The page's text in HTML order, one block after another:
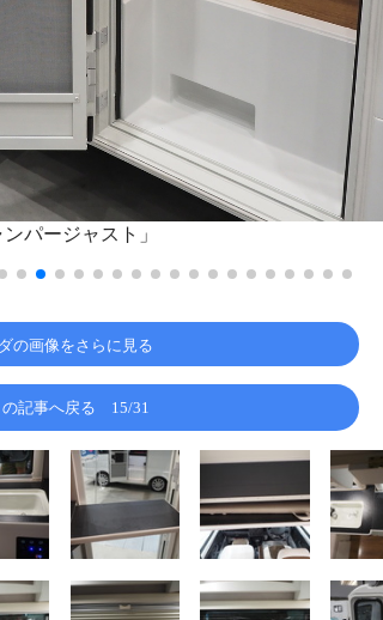
パージャスト」
の画像をさらに見る
の記事へ戻る 15/31